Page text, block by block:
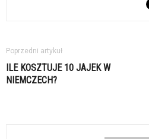
Poprzedni artykuł
ILE KOSZTUJE 10 JAJEK W
NIEMCZECH?